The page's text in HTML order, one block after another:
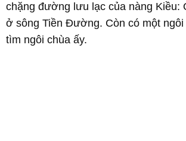
chặng đường lưu lạc của nàng Kiều:
ở sông Tiền Đường. Còn có một
tìm ngôi chùa ấy.